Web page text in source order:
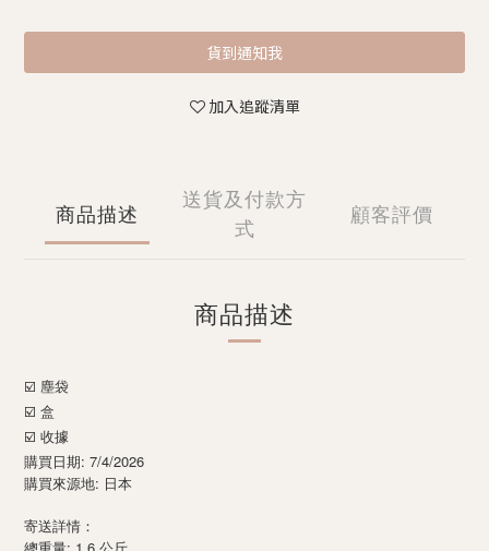
貨到通知我
加入追蹤清單
商品描述
送貨及付款方
式
顧客評價
商品描述
☑️ 塵袋
☑️ 盒
☑️ 收據
購買日期: 7/4/2026
購買來源地: 日本
寄送詳情：